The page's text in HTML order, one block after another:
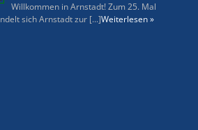
Willkommen in Arnstadt! Zum 25. Mal
sich Arnstadt zur [...]Weiterlesen »